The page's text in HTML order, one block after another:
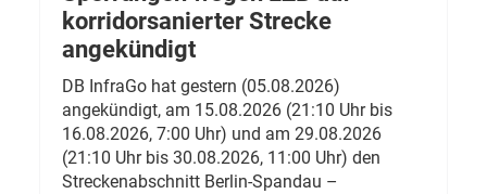
korridorsanierter Strecke
angekündigt
DB InfraGo hat gestern (05.08.2026)
angekündigt, am 15.08.2026 (21:10 Uhr bis
16.08.2026, 7:00 Uhr) und am 29.08.2026
(21:10 Uhr bis 30.08.2026, 11:00 Uhr) den
Streckenabschnitt Berlin-Spandau –